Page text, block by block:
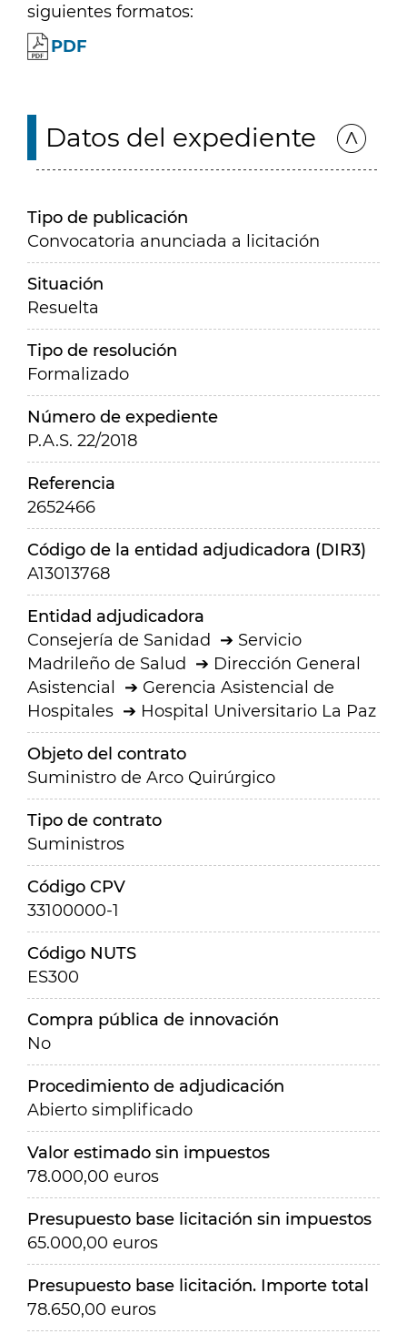
siguientes formatos:
PDF
Datos del expediente
Tipo de publicación
Convocatoria anunciada a licitación
Situación
Resuelta
Tipo de resolución
Formalizado
Número de expediente
P.A.S. 22/2018
Referencia
2652466
Código de la entidad adjudicadora (DIR3)
A13013768
Entidad adjudicadora
Consejería de Sanidad
Servicio
Madrileño de Salud
Dirección General
Asistencial
Gerencia Asistencial de
Hospitales
Hospital Universitario La Paz
Objeto del contrato
Suministro de Arco Quirúrgico
Tipo de contrato
Suministros
Código CPV
33100000-1
Código NUTS
ES300
Compra pública de innovación
No
Procedimiento de adjudicación
Abierto simplificado
Valor estimado sin impuestos
78.000,00 euros
Presupuesto base licitación sin impuestos
65.000,00 euros
Presupuesto base licitación. Importe total
78.650,00 euros